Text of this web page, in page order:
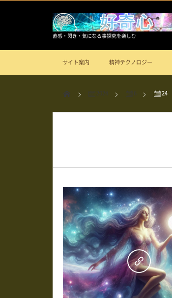
直感・閃き・気になる事探究を楽しむ
サイト案内 精神テクノロジー
2024 6 24
0